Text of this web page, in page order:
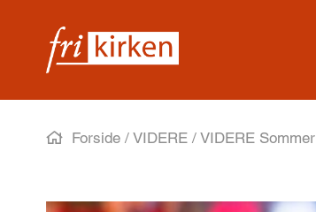
Forside / VIDERE / VIDERE Sommer